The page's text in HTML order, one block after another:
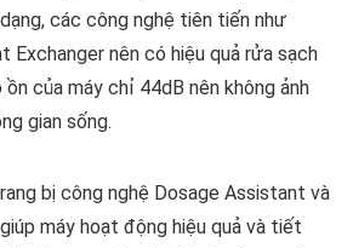
các công nghệ tiên tiến như
Exchanger nên có hiệu quả rửa sạch
của máy chỉ 44dB nên không ảnh
gian sống.
bị công nghệ Dosage Assistant và
máy hoạt động hiệu quả và tiết